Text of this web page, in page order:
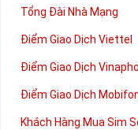
Tổng Đài Nhà Mạng
Điểm Giao Dịch Viettel
Điểm Giao Dịch
Điểm Giao Dịch
Khách Hàng Mua Sim